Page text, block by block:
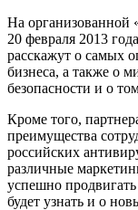
На организованной
20 февраля 2013
расскажут о самых
бизнеса, а также о
безопасности и о
Кроме того,
преимущества
российских
различные
успешно
будет узнать и о